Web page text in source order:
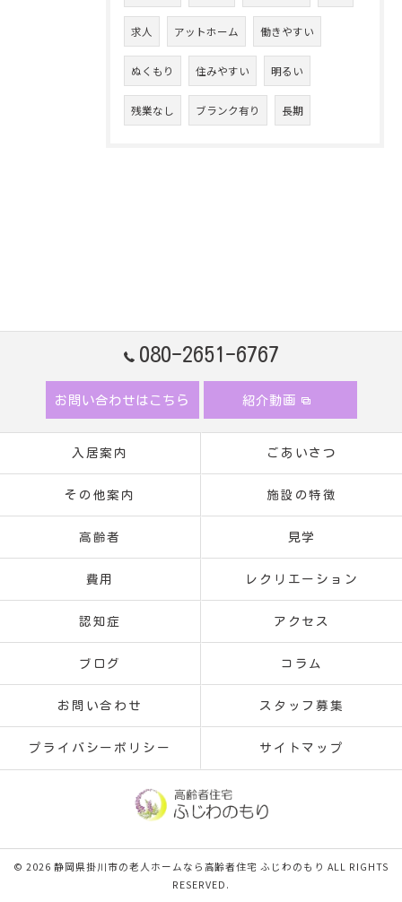
求人 アットホーム 働きやすい
ぬくもり 住みやすい 明るい
残業なし ブランク有り 長期
080-2651-6767
お問い合わせはこちら 紹介動画
入居案内 ごあいさつ
その他案内 施設の特徴
高齢者 見学
費用 レクリエーション
認知症 アクセス
ブログ コラム
お問い合わせ スタッフ募集
プライバシーポリシー サイトマップ
© 2026 静岡県掛川市の老人ホームなら高齢者住宅 ふじわのもり ALL RIGHTS
RESERVED.